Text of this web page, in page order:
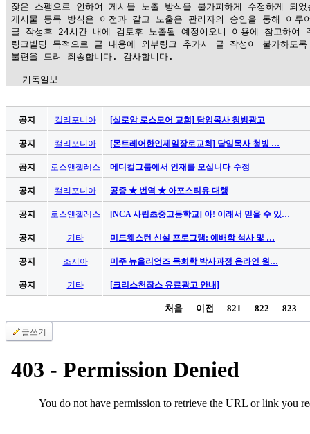
잦은 스팸으로 인하여 게시물 노출 방식을 불가피하게 수정하게 되었
게시물 등록 방식은 이전과 같고 노출은 관리자의 승인을 통해 이루
글 작성후 24시간 내에 검토후 노출될 예정이오니 이용에 참고하여
링크빌딩 목적으로 글 내용에 외부링크 추가시 글 작성이 불가하도
불편을 드려 죄송합니다. 감사합니다.
- 기독일보
만
꼴
밍
넷
minky
합
장
공지 캘리포니아 [실로암 로스모어 교회] 담임목사 청빙광고
공지 캘리포니아 [몬트레어한인제일장로교회] 담임목사 청빙 …
공지 로스앤젤레스 메디컬그룹에서 인재를 모십니다-수정
공지 캘리포니아 공증 ★ 번역 ★ 아포스티유 대행
공지 로스앤젤레스 [NCA 사립초중고등학교] 아! 이래서 믿을 수 있…
공지 기타 미드웨스턴 신설 프로그램: 예배학 석사 및 …
공지 조지아 미주 뉴올리언즈 목회학 박사과정 온라인 원…
공지 기타 [크리스천잡스 유료광고 안내]
처음 이전 821 822 823
글쓰기